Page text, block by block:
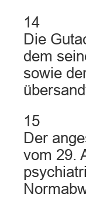
14
Die
dem
sowie
15
Der
vom 29.